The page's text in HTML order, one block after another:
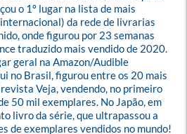
o 1º lugar na lista de mais
da rede de livrarias
onde figurou por 23 semanas
traduzido mais vendido de 2020.
geral na Amazon/Audible
no Brasil, figurou entre os 20 mais
Veja, vendendo, no primeiro
50 mil exemplares. No Japão, em
livro da série, que ultrapassou a
de exemplares vendidos no mundo!